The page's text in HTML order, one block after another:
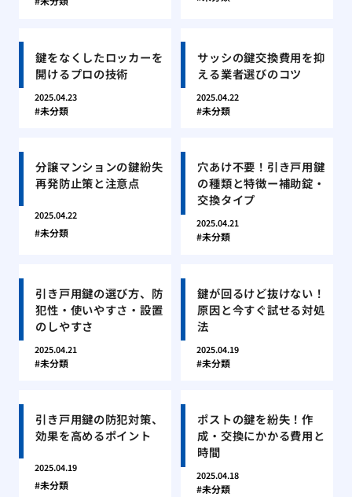
鍵をなくしたロッカーを
開けるプロの技術
2025.04.23
未分類
サッシの鍵交換費用を抑
える業者選びのコツ
2025.04.22
未分類
分譲マンションの鍵紛失
再発防止策と注意点
2025.04.22
未分類
穴あけ不要！引き戸用鍵
の種類と特徴ー補助錠・
交換タイプ
2025.04.21
未分類
引き戸用鍵の選び方、防
犯性・使いやすさ・設置
のしやすさ
2025.04.21
未分類
鍵が回るけど抜けない！
原因と今すぐ試せる対処
法
2025.04.19
未分類
引き戸用鍵の防犯対策、
効果を高めるポイント
2025.04.19
未分類
ポストの鍵を紛失！作
成・交換にかかる費用と
時間
2025.04.18
未分類